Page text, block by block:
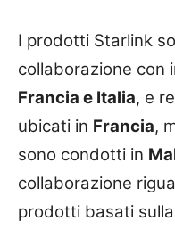
I prodotti Starlink
collaborazione con
Francia e Italia, e
ubicati in Francia,
sono condotti in
collaborazione
prodotti basati